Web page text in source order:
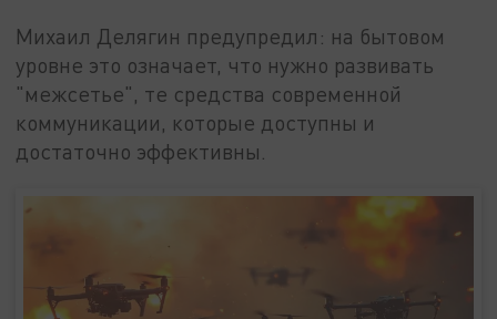
Михаил Делягин предупредил: на бытовом
уровне это означает, что нужно развивать
"межсетье", те средства современной
коммуникации, которые доступны и
достаточно эффективны.